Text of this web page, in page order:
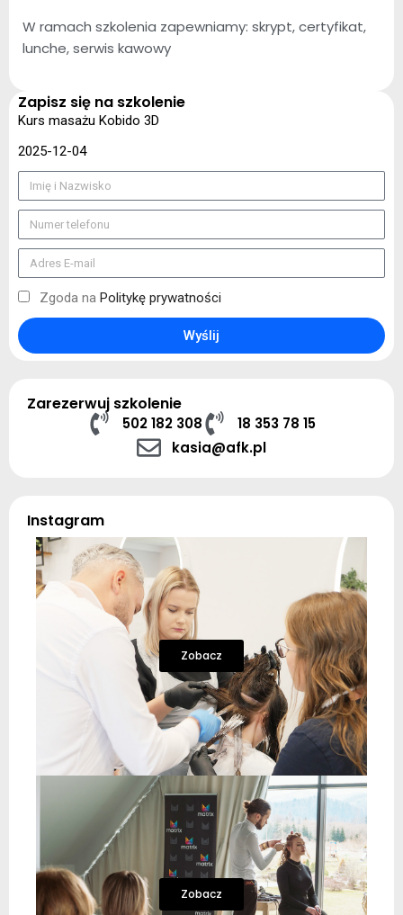
W ramach szkolenia zapewniamy: skrypt, certyfikat,
lunche, serwis kawowy
Zapisz się na szkolenie
Kurs masażu Kobido 3D
2025-12-04
Zgoda na Politykę prywatności
Wyślij
Zarezerwuj szkolenie
502 182 308
18 353 78 15
kasia@afk.pl
Instagram
Zobacz
Zobacz